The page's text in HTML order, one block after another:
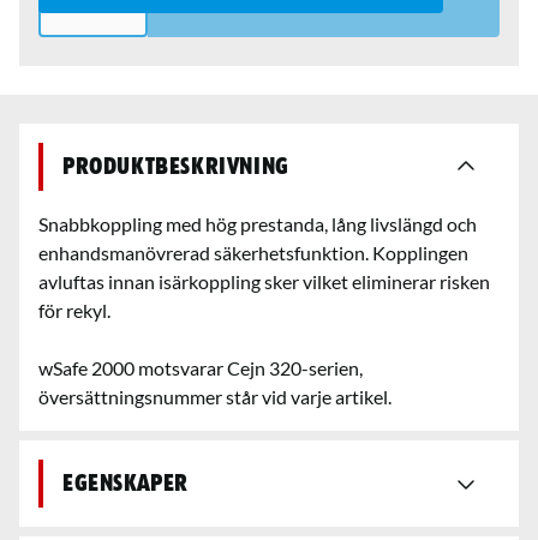
Produktbeskrivning
Snabbkoppling med hög prestanda, lång livslängd och
enhandsmanövrerad säkerhetsfunktion. Kopplingen
avluftas innan isärkoppling sker vilket eliminerar risken
för rekyl.
wSafe 2000 motsvarar Cejn 320-serien,
översättningsnummer står vid varje artikel.
Egenskaper